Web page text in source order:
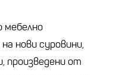
мебелно
нови суровини,
произведени от